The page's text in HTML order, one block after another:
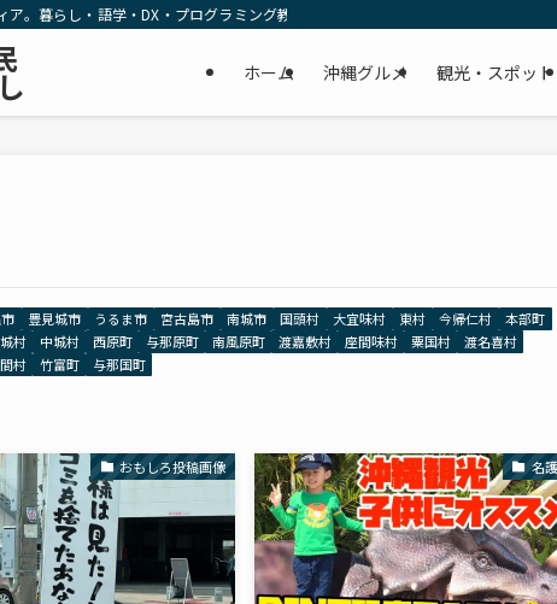
。暮らし・語学・DX・プログラミング教育の リアルな一次情報をお届けします。
ホーム 沖縄グルメ 観光・スポット
豊見城市 うるま市 宮古島市 南城市 国頭村 大宜味村 東村 今帰仁村
本部町
村 中城村 西原町 与那原町 南風原町 渡嘉敷村 座間味村 粟国村
渡名喜村
村 竹富町 与那国町
おもしろ投稿画像 名